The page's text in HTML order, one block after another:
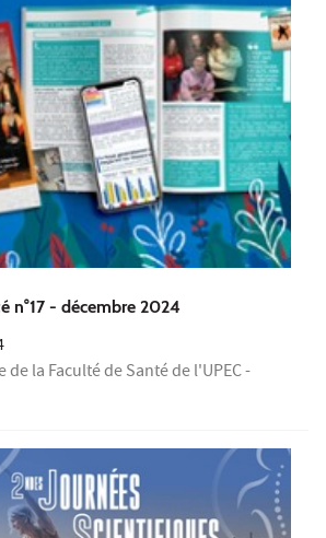
n°17 - décembre 2024
la Faculté de Santé de l'UPEC -